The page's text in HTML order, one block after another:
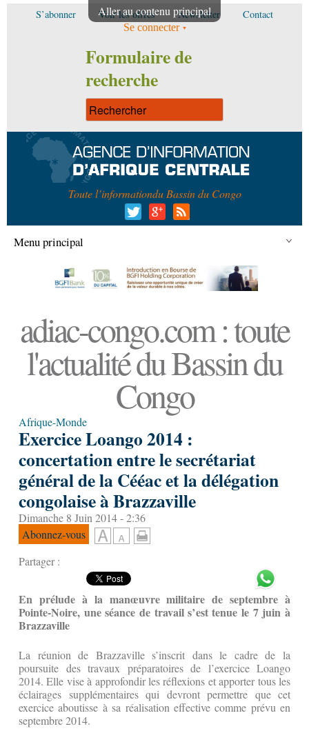
Aller au contenu principal
S’abonner Voir les offres Newsletter Contact
Se connecter
Formulaire de
recherche
Toute l’informationdu Bassin du Congo
Menu principal
adiac-congo.com : toute
l'actualité du Bassin du
Congo
Afrique-Monde
Exercice Loango 2014 :
concertation entre le secrétariat
général de la Cééac et la délégation
congolaise à Brazzaville
Dimanche 8 Juin 2014 - 2:36
Abonnez-vous
Partager :
En prélude à la manœuvre militaire de septembre à
Pointe-Noire, une séance de travail s’est tenue le 7 juin à
Brazzaville
La réunion de Brazzaville s’inscrit dans le cadre de la
poursuite des travaux préparatoires de l’exercice Loango
2014. Elle vise à approfondir les réflexions et apporter tous les
éclairages supplémentaires qui devront permettre que cet
exercice aboutisse à sa réalisation effective comme prévu en
septembre 2014.